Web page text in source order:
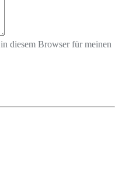
diesem Browser für meinen